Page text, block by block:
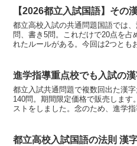
【2026都立入試国語】その
都立高校入試の共通問題国語では
問、書き5問。これだけで20点を
れたルールがある。今回は2つと
進学指導重点校でも入試の
都立入試共通問題で複数回出た漢
140問。期間限定価格で販売しま
ストをしました。念のため、進学
都立高校入試国語の法則 漢